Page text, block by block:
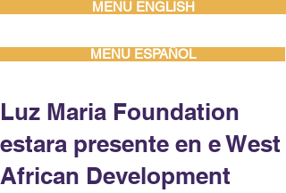
MENU ENGLISH
MENU ESPAÑOL
Luz Maria Foundation
estara presente en e West
African Development